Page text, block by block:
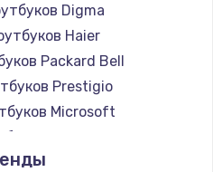
Digma
Haier
Packard Bell
Prestigio
Microsoft
Alienware
Aquarius